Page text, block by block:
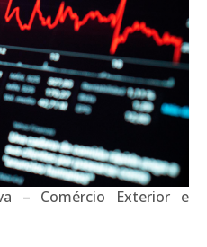
– Comércio Exterior e